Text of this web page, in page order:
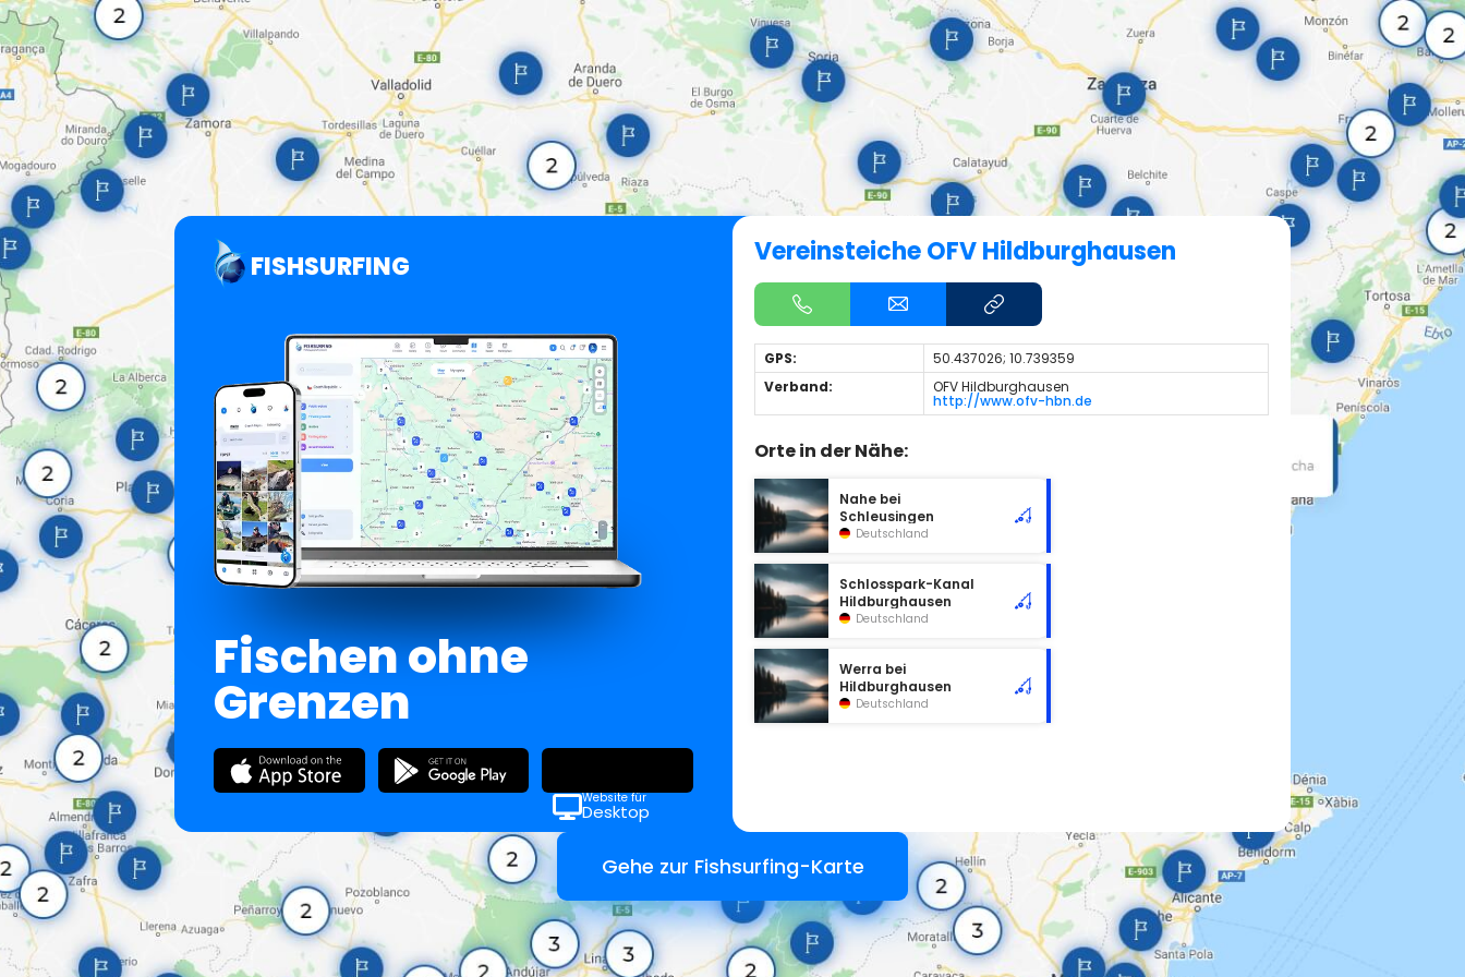
FISHSURFING
Fischen ohne
Grenzen
Website für
Desktop
Vereinsteiche OFV Hildburghausen
GPS:
50.437026; 10.739359
Verband:
OFV Hildburghausen
http://www.ofv-hbn.de
Orte in der Nähe:
Nahe bei
Schleusingen
Deutschland
Schlosspark-Kanal
Hildburghausen
Deutschland
Werra bei
Hildburghausen
Deutschland
Gehe zur Fishsurfing-Karte